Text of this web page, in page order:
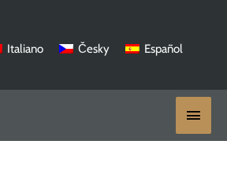
Italiano Česky Español